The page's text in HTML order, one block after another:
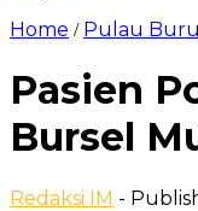
Home / Pulau Buru
Pasien
Bursel
Redaksi IM -